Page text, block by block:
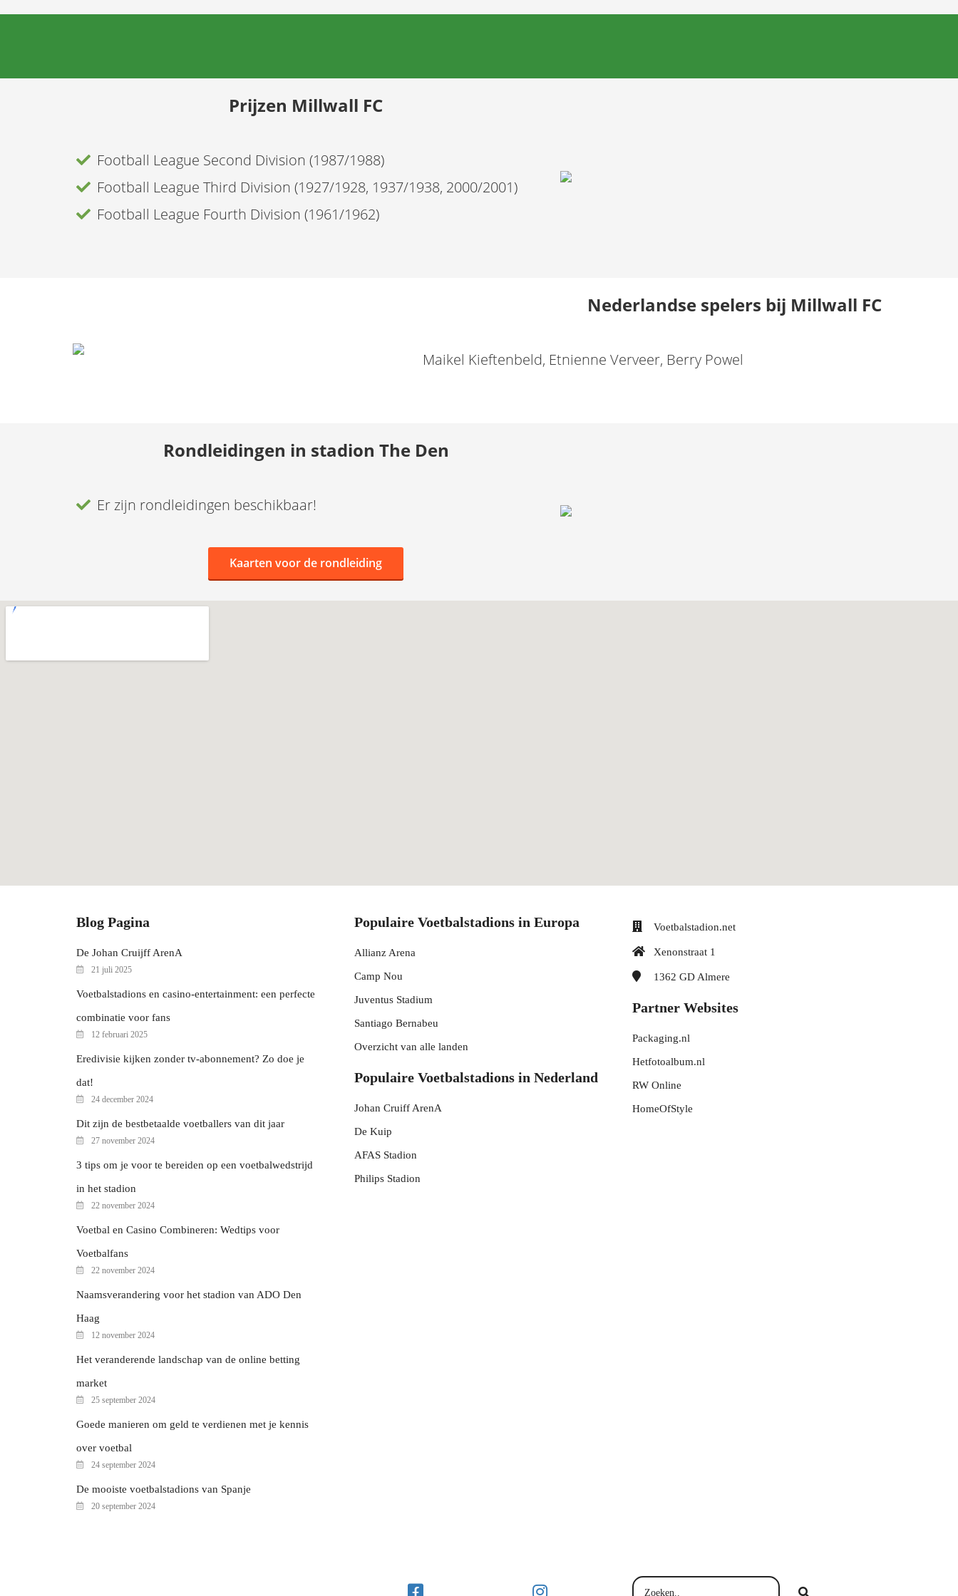
Prijzen Millwall FC
Football League Second Division (1987/1988)
Football League Third Division (1927/1928, 1937/1938, 2000/2001)
Football League Fourth Division (1961/1962)
Nederlandse spelers bij Millwall FC
Maikel Kieftenbeld, Etnienne Verveer, Berry Powel
Rondleidingen in stadion The Den
Er zijn rondleidingen beschikbaar!
Kaarten voor de rondleiding
Blog Pagina
De Johan Cruijff ArenA
21 juli 2025
Voetbalstadions en casino-entertainment: een perfecte
combinatie voor fans
12 februari 2025
Eredivisie kijken zonder tv-abonnement? Zo doe je
dat!
24 december 2024
Dit zijn de bestbetaalde voetballers van dit jaar
27 november 2024
3 tips om je voor te bereiden op een voetbalwedstrijd
in het stadion
22 november 2024
Voetbal en Casino Combineren: Wedtips voor
Voetbalfans
22 november 2024
Naamsverandering voor het stadion van ADO Den
Haag
12 november 2024
Het veranderende landschap van de online betting
market
25 september 2024
Goede manieren om geld te verdienen met je kennis
over voetbal
24 september 2024
De mooiste voetbalstadions van Spanje
20 september 2024
Populaire Voetbalstadions in Europa
Allianz Arena
Camp Nou
Juventus Stadium
Santiago Bernabeu
Overzicht van alle landen
Populaire Voetbalstadions in Nederland
Johan Cruiff ArenA
De Kuip
AFAS Stadion
Philips Stadion
Voetbalstadion.net
Xenonstraat 1
1362 GD Almere
Partner Websites
Packaging.nl
Hetfotoalbum.nl
RW Online
HomeOfStyle